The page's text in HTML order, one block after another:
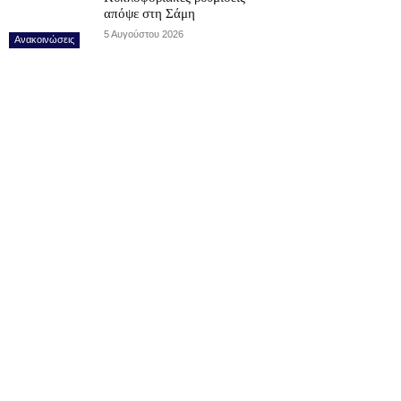
Ανακοινώσεις
απόψε στη Σάμη
5 Αυγούστου 2026